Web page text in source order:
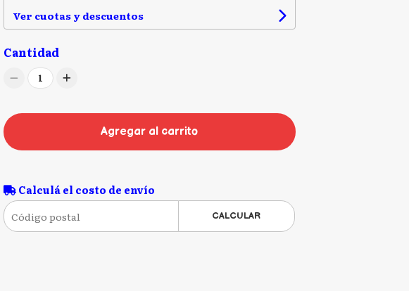
Ver cuotas y descuentos
Cantidad
1
Agregar al carrito
Calculá el costo de envío
CALCULAR